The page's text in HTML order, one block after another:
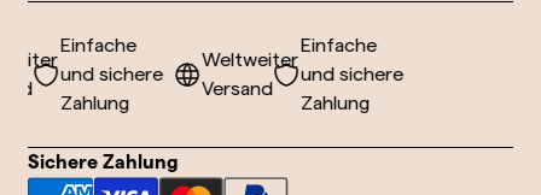
Einfache
und sichere
Zahlung
Weltweiter
Versand
Einfache
und sichere
Zahlung
Sichere Zahlung